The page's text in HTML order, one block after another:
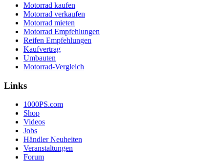
Motorrad kaufen
Motorrad verkaufen
Motorrad mieten
Motorrad Empfehlungen
Reifen Empfehlungen
Kaufvertrag
Umbauten
Motorrad-Vergleich
Links
1000PS.com
Shop
Videos
Jobs
Händler Neuheiten
Veranstaltungen
Forum